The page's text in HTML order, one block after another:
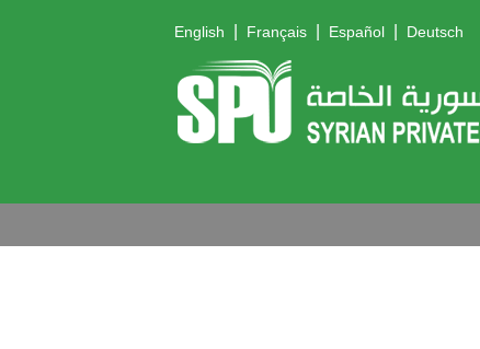
English | Français | Español | Deutsch